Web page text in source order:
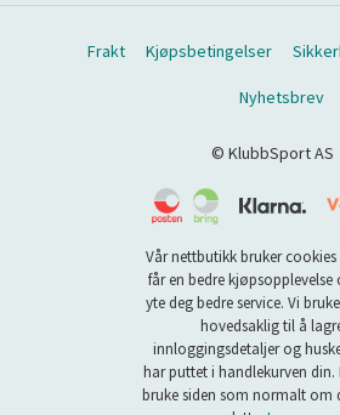
Frakt Kjøpsbetingelser
Nyhetsbrev
© KlubbSport AS
Vår nettbutikk bruker cookies
får en bedre kjøpsopplevelse
yte deg bedre service. Vi
hovedsaklig til å
innloggingsdetaljer og
har puttet i handlekurven din.
bruke siden som normalt om